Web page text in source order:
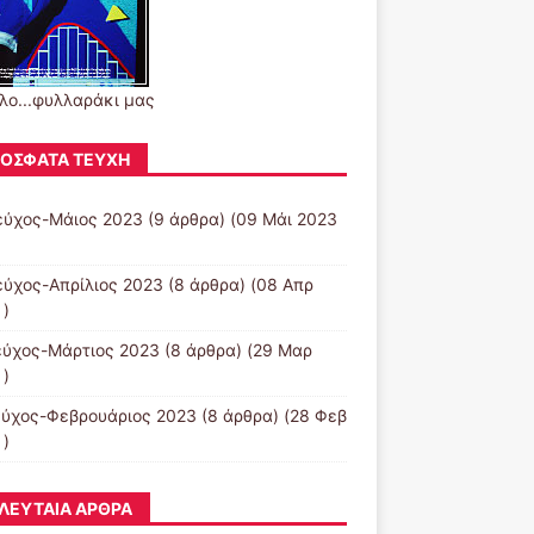
μας
ΤΕΎΧΗ
Μάιος 2023 (9 άρθρα) (09 Μάι 2023
Απρίλιος 2023 (8 άρθρα) (08 Απρ
Μάρτιος 2023 (8 άρθρα) (29 Μαρ
Φεβρουάριος 2023 (8 άρθρα) (28 Φεβ
ΆΡΘΡΑ